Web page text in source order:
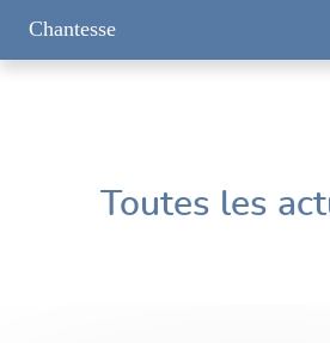
Chantesse
Toutes les